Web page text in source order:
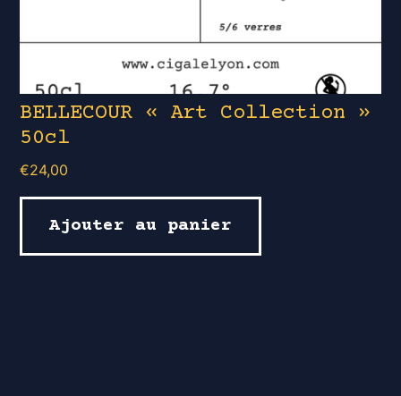
BELLECOUR « Art Collection »
50cl
€24,00
Ajouter au panier